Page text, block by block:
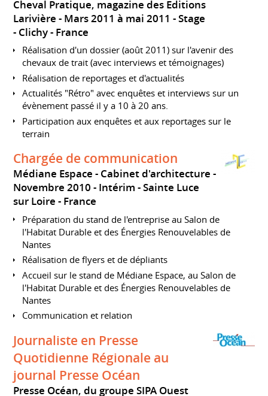
Cheval Pratique, magazine des Editions
Larivière
Mars 2011 à mai 2011 Stage
Clichy
France
Réalisation d'un dossier (août 2011) sur l'avenir des
chevaux de trait (avec interviews et témoignages)
Réalisation de reportages et d'actualités
Actualités "Rétro" avec enquêtes et interviews sur un
évènement passé il y a 10 à 20 ans.
Participation aux enquêtes et aux reportages sur le
terrain
Chargée de communication
Médiane Espace - Cabinet d'architecture
Novembre 2010 Intérim
Sainte Luce
sur Loire
France
Préparation du stand de l'entreprise au Salon de
l'Habitat Durable et des Énergies Renouvelables de
Nantes
Réalisation de flyers et de dépliants
Accueil sur le stand de Médiane Espace, au Salon de
l'Habitat Durable et des Énergies Renouvelables de
Nantes
Communication et relation
Journaliste en Presse
Quotidienne Régionale au
journal Presse Océan
Presse Océan, du groupe SIPA Ouest